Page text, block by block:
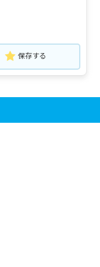
保存する